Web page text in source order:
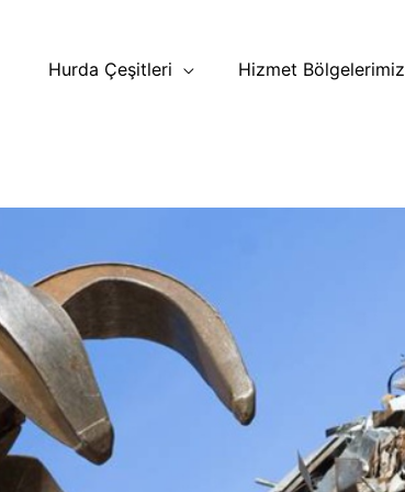
Hurda Çeşitleri
Hizmet Bölgelerimiz